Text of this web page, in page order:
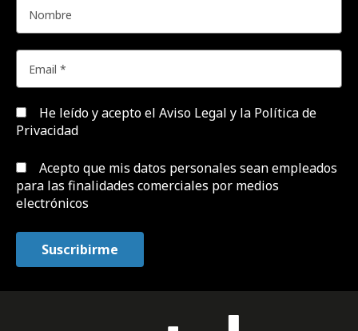
He leído y acepto el Aviso Legal y la Política de
Privacidad
Acepto que mis datos personales sean empleados
para las finalidades comerciales por medios
electrónicos